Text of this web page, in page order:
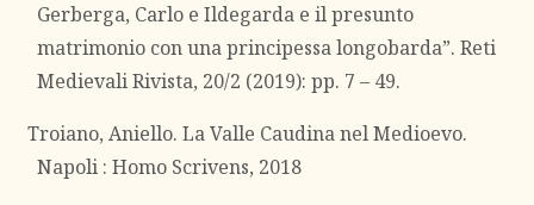
Gerberga, Carlo e Ildegarda e il presunto
matrimonio con una principessa longobarda”. Reti
Medievali Rivista, 20/2 (2019): pp. 7 – 49.
Troiano, Aniello. La Valle Caudina nel Medioevo.
Napoli : Homo Scrivens, 2018